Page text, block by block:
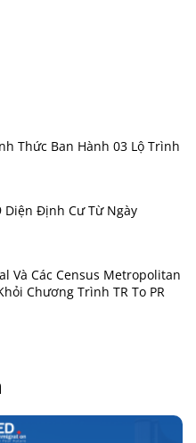
Thức Ban Hành 03 Lộ Trình
Diện Định Cư Từ Ngày
Và Các Census Metropolitan
Chương Trình TR To PR